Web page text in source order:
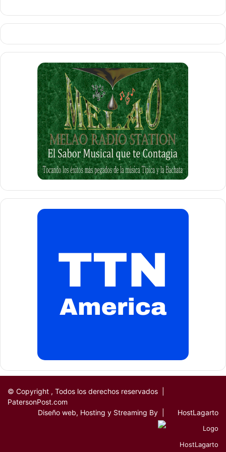
de tal magnitud, que resulta incalculable a groso modo.
SEXUALIDAD Y USTED: La Clave para su satisfacción
”, donde trata sobre las informaciones que nos
permiten adquirir los conocimientos básicos acerca de
nuestra propia sexualidad. En dicho libro, cita y analiza las
causas de los trastornos sexuales del hombre y la mujer y
habla de los métodos de diagnósticos y las alternativas
terapéuticas o tratamientos de los mismos, entre otros
aspectos de interés sobre la sexualidad.
Fue un abanderado de lo que aconteció con la
Dominicana, para el cual pedía, y fue su última demanda,
que se criminalizara la relación sexual entre un menor y
Debemos destacar, que con la muerte del Dr.
comunidades latinas del área Tri-Estatal, de Nueva York,
New Jersey y Connecticut, pero en particular la
comunidad dominicana de la Ciudad de Paterson, pierde a
dominicanos, uno de los pilares y uno de los mejores
Los dominicanos tendremos bien presente su legado,
como hombre de gran formación, ilustre para la
nuestros. Que descanse en Paz, el Alma del DoctorCarlos
© Copyright , Todos los derechos reservados |
PatersonPost.com
Diseño web, Hosting y Streaming By |
HostLagarto